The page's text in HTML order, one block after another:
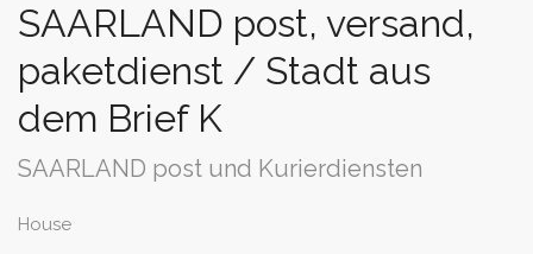
SAARLAND post, versand,
paketdienst / Stadt aus
dem Brief K
SAARLAND post und Kurierdiensten
House